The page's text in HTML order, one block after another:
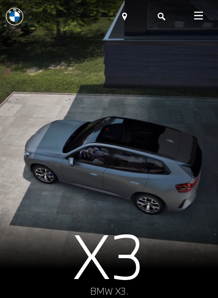
X3
BMW X3.